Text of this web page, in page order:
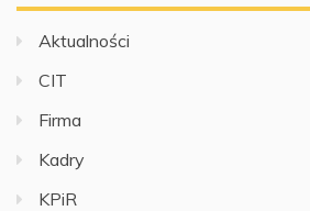
Aktualności
CIT
Firma
Kadry
KPiR